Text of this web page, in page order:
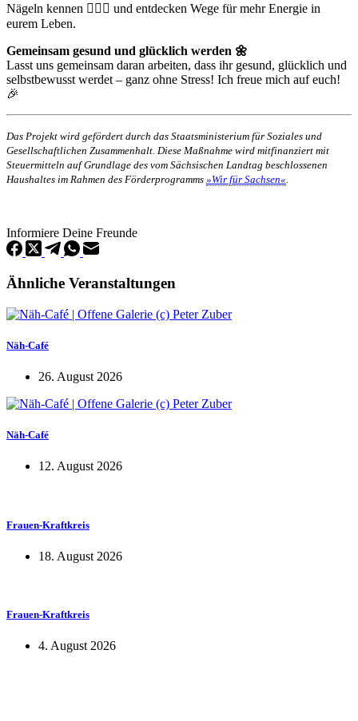
Nägeln kennen 💁‍♀️✨ und entdecken Wege für mehr Energie in
eurem Leben.
Gemeinsam gesund und glücklich werden 🌼
Lasst uns gemeinsam daran arbeiten, dass ihr gesund, glücklich und
selbstbewusst werdet – ganz ohne Stress! Ich freue mich auf euch!
🎉
Das Projekt wird gefördert durch das Staatsministerium für Soziales und
Gesellschaftlichen Zusammenhalt. Diese Maßnahme wird mitfinanziert mit
Steuermitteln auf Grundlage des vom Sächsischen Landtag beschlossenen
Haushaltes im Rahmen des Förderprogramms »Wir für Sachsen«.
Informiere Deine Freunde
Ähnliche Veranstaltungen
Näh-Café
26. August 2026
Näh-Café
12. August 2026
Frauen-Kraftkreis
18. August 2026
Frauen-Kraftkreis
4. August 2026